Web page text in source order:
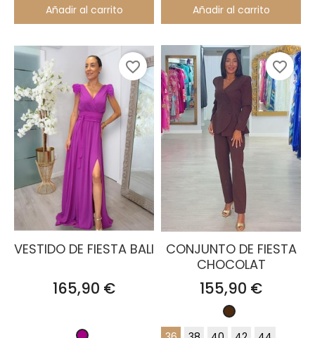
Añadir al carrito Añadir al carrito
VESTIDO DE FIESTA BALI
Precio
165,90 €
favorite_border
CONJUNTO DE FIESTA
CHOCOLAT
Precio
155,90 €
Marrón
Chocolate
favorite_border